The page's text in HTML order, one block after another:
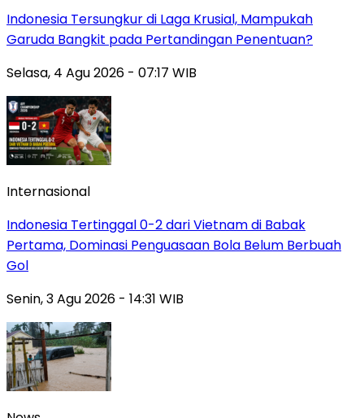
Indonesia Tersungkur di Laga Krusial, Mampukah
Garuda Bangkit pada Pertandingan Penentuan?
Selasa, 4 Agu 2026 - 07:17 WIB
Internasional
Indonesia Tertinggal 0-2 dari Vietnam di Babak
Pertama, Dominasi Penguasaan Bola Belum Berbuah
Gol
Senin, 3 Agu 2026 - 14:31 WIB